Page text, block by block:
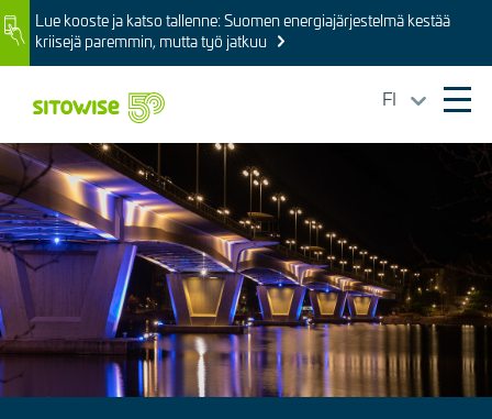
Skip
to
main
ImageLue kooste ja katso tallenne: Suomen energiajärjestelmä kestää
kriisejä paremmin, mutta työ jatkuu
FI
Kuva